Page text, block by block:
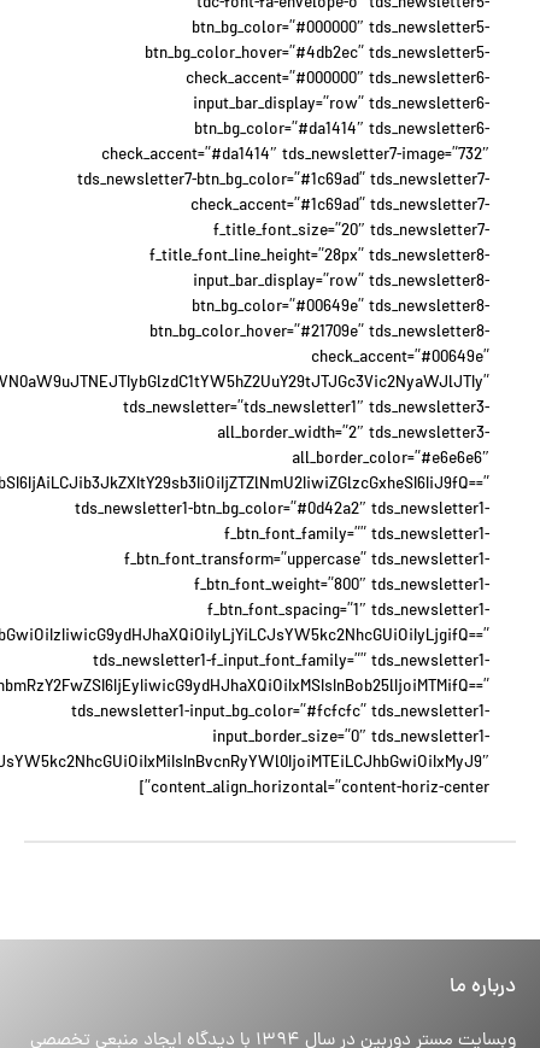
btn_bg_color=”#000000″ tds_newsletter5-
btn_bg_color_hover=”#4db2ec” tds_newsletter5-
check_accent=”#000000″ tds_newsletter6-
input_bar_display=”row” tds_newsletter6-
btn_bg_color=”#da1414″ tds_newsletter6-
check_accent=”#da1414″ tds_newsletter7-image=”732″
tds_newsletter7-btn_bg_color=”#1c69ad” tds_newsletter7-
check_accent=”#1c69ad” tds_newsletter7-
f_title_font_size=”20″ tds_newsletter7-
f_title_font_line_height=”28px” tds_newsletter8-
input_bar_display=”row” tds_newsletter8-
btn_bg_color=”#00649e” tds_newsletter8-
btn_bg_color_hover=”#21709e” tds_newsletter8-
check_accent=”#00649e”
tds_newsletter=”tds_newsletter1″ tds_newsletter3-
all_border_width=”2″ tds_newsletter3-
all_border_color=”#e6e6e6″
tds_newsletter1-btn_bg_color=”#0d42a2″ tds_newsletter1-
f_btn_font_family=”” tds_newsletter1-
f_btn_font_transform=”uppercase” tds_newsletter1-
f_btn_font_weight=”800″ tds_newsletter1-
f_btn_font_spacing=”1″ tds_newsletter1-
tds_newsletter1-f_input_font_family=”” tds_newsletter1-
tds_newsletter1-input_bg_color=”#fcfcfc” tds_newsletter1-
input_border_size=”0″ tds_newsletter1-
content_align_horizontal=”content-horiz-center”]
درباره ما
وبسایت مستر دوربین در سال ۱۳۹۴ با دیدگاه ایجاد منبعی تخصصی